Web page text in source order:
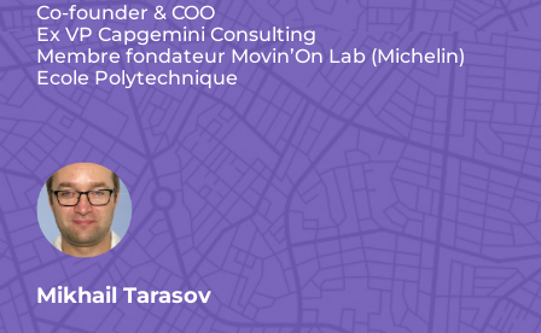
Co-founder & COO
Ex VP Capgemini Consulting
Membre fondateur Movin’On Lab (Michelin)
Ecole Polytechnique
Mikhail Tarasov